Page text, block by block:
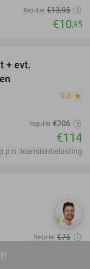
Regulier €13,95
€10,95
+ evt.
9.8 star
Regulier €206
€114
toeristenbelasting
9.2star
Regulier €75